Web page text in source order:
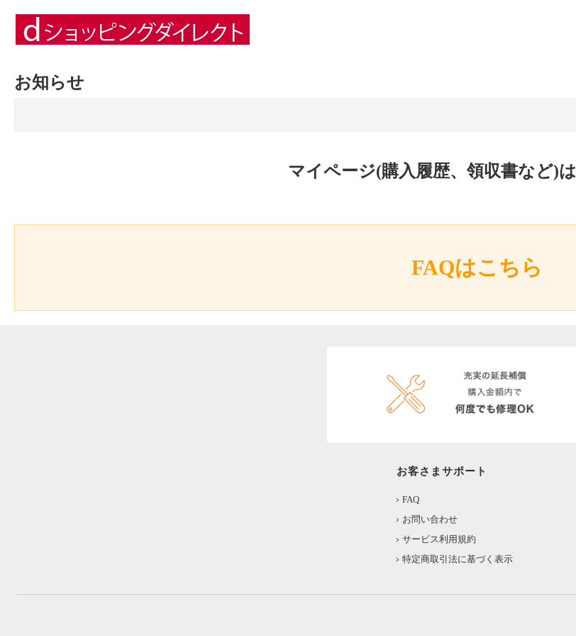
お知らせ
マイページ(購入履歴、領収書など)は
FAQはこちら
お客さまサポート
FAQ
お問い合わせ
サービス利用規約
特定商取引法に基づく表示